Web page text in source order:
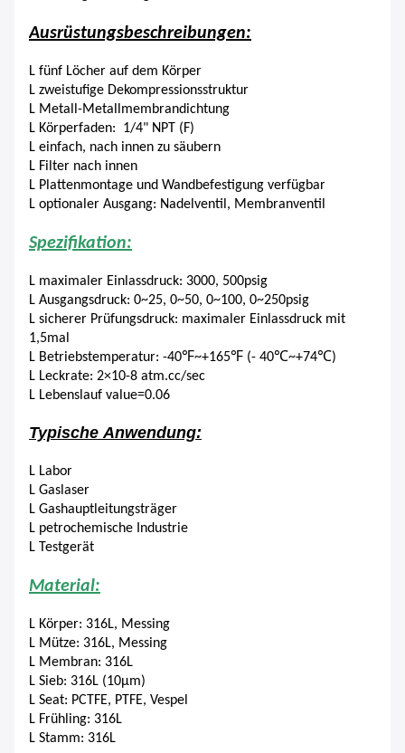
Ausrüstungsbeschreibungen:
L fünf Löcher auf dem Körper
L zweistufige Dekompressionsstruktur
L Metall-Metallmembrandichtung
L Körperfaden: 1/4" NPT (F)
L einfach, nach innen zu säubern
L Filter nach innen
L Plattenmontage und Wandbefestigung verfügbar
L optionaler Ausgang: Nadelventil, Membranventil
Spezifikation:
L maximaler Einlassdruck: 3000, 500psig
L Ausgangsdruck: 0~25, 0~50, 0~100, 0~250psig
L sicherer Prüfungsdruck: maximaler Einlassdruck mit
1,5mal
L Betriebstemperatur: -40℉~+165℉ (- 40℃~+74℃)
L Leckrate: 2×10-8 atm.cc/sec
L Lebenslauf value=0.06
Typische Anwendung:
L Labor
L Gaslaser
L Gashauptleitungsträger
L petrochemische Industrie
L Testgerät
Material:
L Körper: 316L, Messing
L Mütze: 316L, Messing
L Membran: 316L
L Sieb: 316L (10μm)
L Seat: PCTFE, PTFE, Vespel
L Frühling: 316L
L Stamm: 316L